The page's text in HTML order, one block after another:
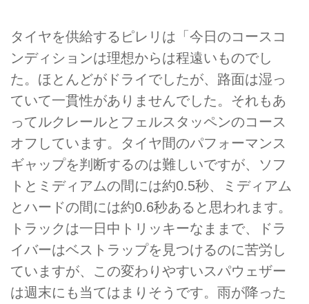
タイヤを供給するピレリは「今日のコースコ
ンディションは理想からは程遠いものでし
た。ほとんどがドライでしたが、路面は湿っ
ていて一貫性がありませんでした。それもあ
ってルクレールとフェルスタッペンのコース
オフしています。タイヤ間のパフォーマンス
ギャップを判断するのは難しいですが、ソフ
トとミディアムの間には約0.5秒、ミディアム
とハードの間には約0.6秒あると思われます。
トラックは一日中トリッキーなままで、ドラ
イバーはベストラップを見つけるのに苦労し
ていますが、この変わりやすいスパウェザー
は週末にも当てはまりそうです。雨が降った